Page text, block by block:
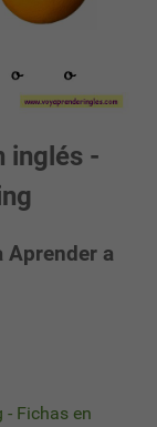
inglés -
Aprender a
- Fichas en